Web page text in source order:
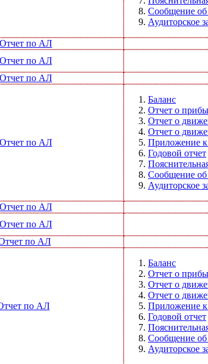
Сообщение об
Аудиторское
Отчет по АЛ
Отчет по АЛ
Отчет по АЛ
Отчет по АЛ
Баланс
Отчет о
Отчет о
Отчет о
Приложение к
Годовой отчет
Сообщение об
Аудиторское
Отчет по АЛ
Отчет по АЛ
по АЛ
по АЛ
Баланс
Отчет о
Отчет о
Отчет о
Приложение к
Годовой отчет
Сообщение об
Аудиторское